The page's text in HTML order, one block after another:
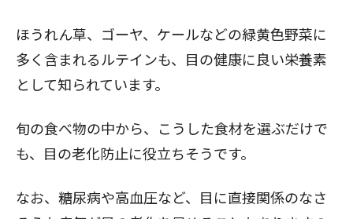
ほうれん草、ゴーヤ、ケールなどの緑黄色野菜に
多く含まれるルテインも、目の健康に良い栄養素
として知られています。
旬の食べ物の中から、こうした食材を選ぶだけで
も、目の老化防止に役立ちそうです。
なお、糖尿病や高血圧など、目に直接関係のなさ